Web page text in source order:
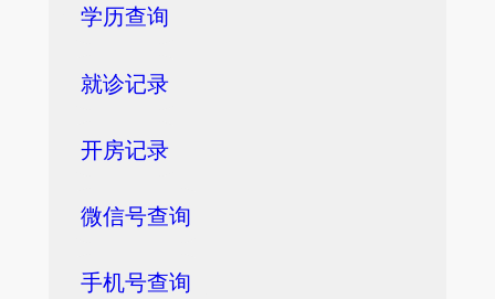
学历查询
就诊记录
开房记录
微信号查询
手机号查询